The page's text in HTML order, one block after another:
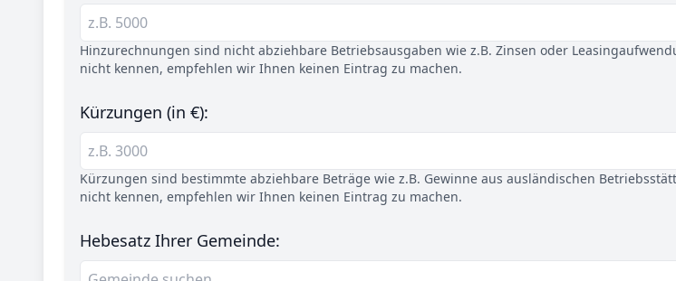
Hinzurechnungen sind nicht abziehbare Betriebsausgaben wie z.B. Zinsen oder
nicht kennen, empfehlen wir Ihnen keinen Eintrag zu machen.
Kürzungen (in €):
Kürzungen sind bestimmte abziehbare Beträge wie z.B. Gewinne aus ausländischen
nicht kennen, empfehlen wir Ihnen keinen Eintrag zu machen.
Hebesatz Ihrer Gemeinde: